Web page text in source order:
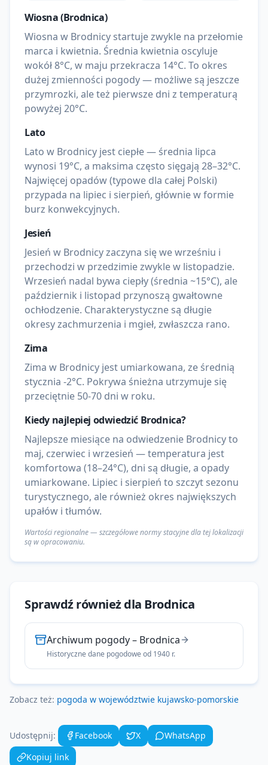
Wiosna (Brodnica)
Wiosna w Brodnicy startuje zwykle na przełomie
marca i kwietnia. Średnia kwietnia oscyluje
wokół 8°C, w maju przekracza 14°C. To okres
dużej zmienności pogody — możliwe są jeszcze
przymrozki, ale też pierwsze dni z temperaturą
powyżej 20°C.
Lato
Lato w Brodnicy jest ciepłe — średnia lipca
wynosi 19°C, a maksima często sięgają 28–32°C.
Najwięcej opadów (typowe dla całej Polski)
przypada na lipiec i sierpień, głównie w formie
burz konwekcyjnych.
Jesień
Jesień w Brodnicy zaczyna się we wrześniu i
przechodzi w przedzimie zwykle w listopadzie.
Wrzesień nadal bywa ciepły (średnia ~15°C), ale
październik i listopad przynoszą gwałtowne
ochłodzenie. Charakterystyczne są długie
okresy zachmurzenia i mgieł, zwłaszcza rano.
Zima
Zima w Brodnicy jest umiarkowana, ze średnią
stycznia -2°C. Pokrywa śnieżna utrzymuje się
przeciętnie 50-70 dni w roku.
Kiedy najlepiej odwiedzić Brodnica?
Najlepsze miesiące na odwiedzenie Brodnicy to
maj, czerwiec i wrzesień — temperatura jest
komfortowa (18–24°C), dni są długie, a opady
umiarkowane. Lipiec i sierpień to szczyt sezonu
turystycznego, ale również okres największych
upałów i tłumów.
Wartości regionalne — szczegółowe normy stacyjne dla tej lokalizacji
są w opracowaniu.
Sprawdź również dla Brodnica
Archiwum pogody– Brodnica
Historyczne dane pogodowe od 1940 r.
Zobacz też: pogoda w województwie kujawsko-pomorskie
Udostępnij: Facebook X
WhatsApp
Kopiuj link